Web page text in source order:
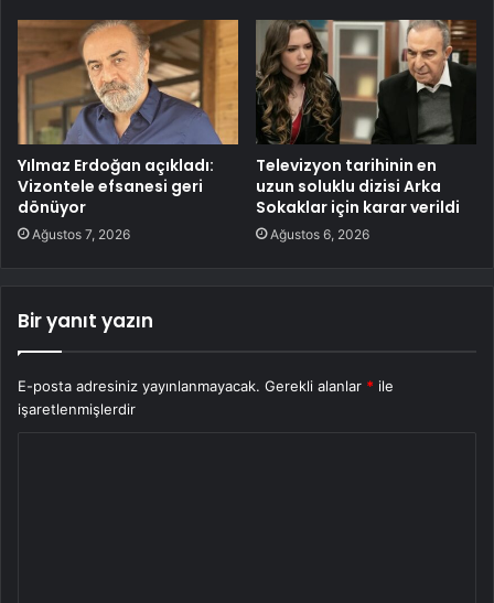
Yılmaz Erdoğan açıkladı:
Vizontele efsanesi geri
dönüyor
Ağustos 7, 2026
Televizyon tarihinin en
uzun soluklu dizisi Arka
Sokaklar için karar verildi
Ağustos 6, 2026
Bir yanıt yazın
E-posta adresiniz yayınlanmayacak. Gerekli alanlar * ile
işaretlenmişlerdir